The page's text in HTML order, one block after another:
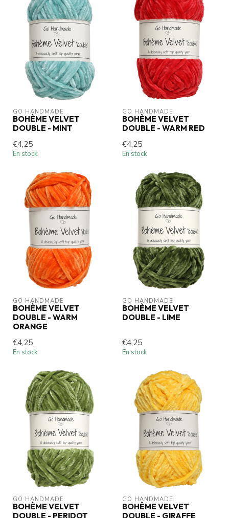
GO HANDMADE
BOHÈME VELVET
DOUBLE - MINT
€4,25
En stock
GO HANDMADE
BOHÈME VELVET
DOUBLE - WARM RED
€4,25
En stock
GO HANDMADE
BOHÈME VELVET
DOUBLE - WARM
ORANGE
€4,25
En stock
GO HANDMADE
BOHÈME VELVET
DOUBLE - LIME
€4,25
En stock
GO HANDMADE
BOHÈME VELVET
DOUBLE - PERIDOT
GO HANDMADE
BOHÈME VELVET
DOUBLE - GIRAFFE